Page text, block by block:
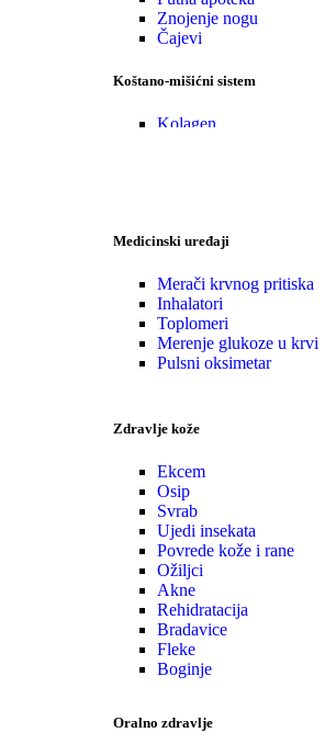
Znojenje nogu
Čajevi
Koštano-mišićni sistem
Kolagen
Medicinski uređaji
Merači krvnog pritiska
Inhalatori
Toplomeri
Merenje glukoze u krvi
Pulsni oksimetar
Zdravlje kože
Ekcem
Osip
Svrab
Ujedi insekata
Povrede kože i rane
Ožiljci
Akne
Rehidratacija
Bradavice
Fleke
Boginje
Oralno zdravlje